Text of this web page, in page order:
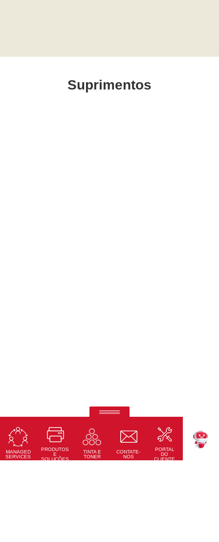
Suprimentos
MANAGED
SERVICES
PRODUTOS
E
SOLUÇÕES
TINTA E
TONER
CONTATE-
NOS
PORTAL
DO
CLIENTE
Ricoh AV Managed Services
Plataforma de monitoramento de salas de reunião
Saiba mais